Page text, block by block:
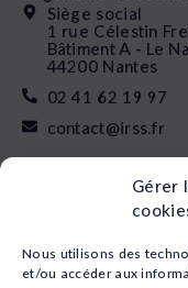
Gérer
Nous utilisons des
et/ou accéder aux
Siège social
1 rue Célestin
Bâtiment A - Le
44200 Nantes
02 41 62 19 97
contact@irss.fr
Nos formations
L’apprentissage
Financement
Qui sommes-nous